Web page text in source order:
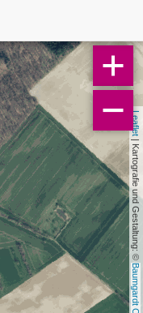
Leaflet
| Kartografie und Gestaltung: ©